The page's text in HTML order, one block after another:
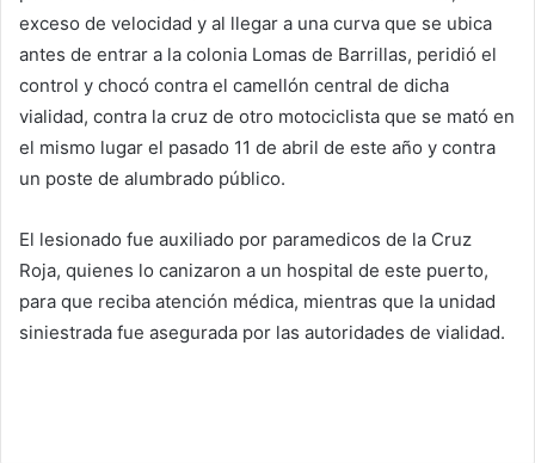
exceso de velocidad y al llegar a una curva que se ubica
antes de entrar a la colonia Lomas de Barrillas, peridió el
control y chocó contra el camellón central de dicha
vialidad, contra la cruz de otro motociclista que se mató en
el mismo lugar el pasado 11 de abril de este año y contra
un poste de alumbrado público.
El lesionado fue auxiliado por paramedicos de la Cruz
Roja, quienes lo canizaron a un hospital de este puerto,
para que reciba atención médica, mientras que la unidad
siniestrada fue asegurada por las autoridades de vialidad.